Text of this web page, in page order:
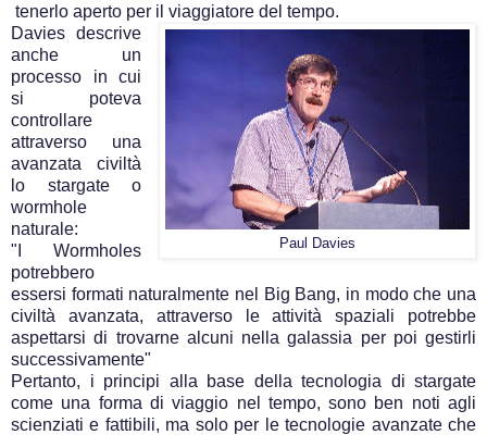
tenerlo aperto per il viaggiatore del tempo.
Paul Davies
Davies descrive
anche un
processo in cui
si poteva
controllare
attraverso una
avanzata civiltà
lo stargate o
wormhole
naturale:
"I Wormholes
potrebbero
essersi formati naturalmente nel Big Bang, in modo che una
civiltà avanzata, attraverso le attività spaziali potrebbe
aspettarsi di trovarne alcuni nella galassia per poi gestirli
successivamente"
Pertanto, i principi alla base della tecnologia di stargate
come una forma di viaggio nel tempo, sono ben noti agli
scienziati e fattibili, ma solo per le tecnologie avanzate che